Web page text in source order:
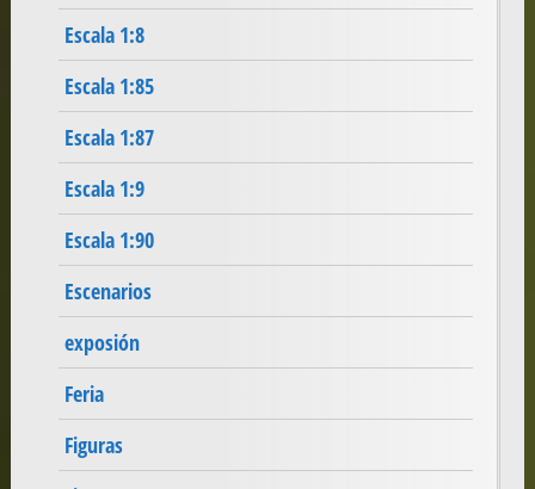
Escala 1:8
Escala 1:85
Escala 1:87
Escala 1:9
Escala 1:90
Escenarios
exposión
Feria
Figuras